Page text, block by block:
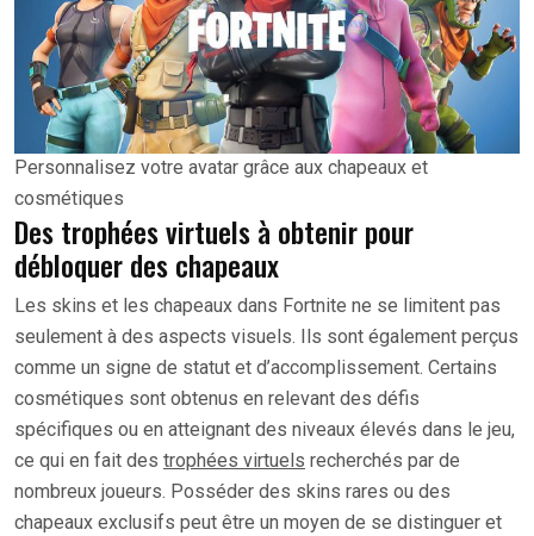
Personnalisez votre avatar grâce aux chapeaux et
cosmétiques
Des trophées virtuels à obtenir pour
débloquer des chapeaux
Les skins et les chapeaux dans Fortnite ne se limitent pas
seulement à des aspects visuels. Ils sont également perçus
comme un signe de statut et d’accomplissement. Certains
cosmétiques sont obtenus en relevant des défis
spécifiques ou en atteignant des niveaux élevés dans le jeu,
ce qui en fait des trophées virtuels recherchés par de
nombreux joueurs. Posséder des skins rares ou des
chapeaux exclusifs peut être un moyen de se distinguer et